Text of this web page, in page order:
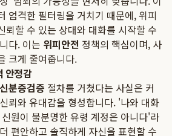
엄격한 필터링을 거치기 때문에, 위피
뢰할 수 있는 상대와 대화를 시작할 수
다. 이는 위피안전 정책의 핵심이며, 사
크게 줄여줍니다.
안정감
신분증검증 절차를 거쳤다는 사실은 커
뢰와 유대감을 형성합니다. '나와 대화
원이 불분명한 유령 계정은 아니다'라
편안하고 솔직하게 자신을 표현할 수